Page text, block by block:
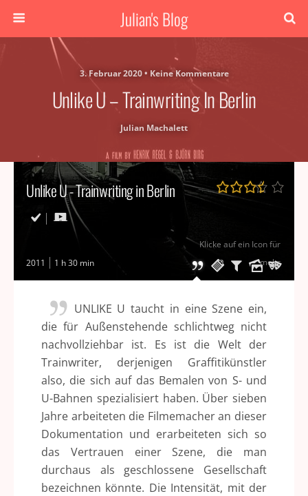
Julian's Blog
3. Februar 2020 • Keine Kommentare
Unlike U – Trainwriting In Berlin
Julian Machalett
Unlike U - Trainwriting in Berlin
2011 1 h 30 min
Klicke auf ein Icon für
mehr
UNLIKE U taucht in eine Szene ein,
die für Außenstehende schlichtweg nicht
nachvollziehbar ist. Es ist die Welt der
Trainwriter, derjenigen Graffitikünstler
also, die sich auf das Bemalen von S- und
U-Bahnen spezialisiert haben. Über sieben
Jahre arbeiteten die Filmemacher an dieser
Dokumentation und erarbeiteten sich so
das Vertrauen einer Szene, die man
durchaus als geschlossene Gesellschaft
bezeichnen könnte. Die Intensität, mit der